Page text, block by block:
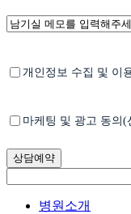
목
남
메
Untitled*
개인정보 수집 및 이
Untitled
마케팅 및 광고 동의(
Close
병원소개